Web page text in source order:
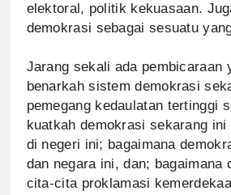
elektoral, politik kekuasaan.
demokrasi sebagai sesuatu
Jarang sekali ada
benarkah sistem demokrasi
pemegang kedaulatan tertinggi
kuatkah demokrasi sekarang
di negeri ini; bagaimana
dan negara ini, dan;
cita-cita proklamasi